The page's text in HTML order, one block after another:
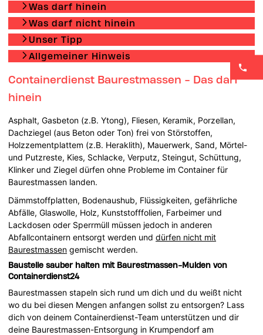
Was darf hinein
Was darf nicht hinein
Unser Tipp
Allgemeiner Hinweis
Containerdienst Baurestmassen - Das darf
hinein
Asphalt, Gasbeton (z.B. Ytong), Fliesen, Keramik, Porzellan,
Dachziegel (aus Beton oder Ton) frei von Störstoffen,
Holzzementplattem (z.B. Heraklith), Mauerwerk, Sand, Mörtel-
und Putzreste, Kies, Schlacke, Verputz, Steingut, Schüttung,
Klinker und Ziegel dürfen ohne Probleme im Container für
Baurestmassen landen.
Dämmstoffplatten, Bodenaushub, Flüssigkeiten, gefährliche
Abfälle, Glaswolle, Holz, Kunststofffolien, Farbeimer und
Lackdosen oder Sperrmüll müssen jedoch in anderen
Abfallcontainern entsorgt werden unddürfen nicht mit
Baurestmassen gemischt werden.
Baustelle sauber halten mit Baurestmassen-Mulden von
Containerdienst24
Baurestmassen stapeln sich rund um dich und du weißt nicht
wo du bei diesen Mengen anfangen sollst zu entsorgen? Lass
dich von deinem Containerdienst-Team unterstützen und dir
deine Baurestmassen-Entsorgung in Krumpendorf am